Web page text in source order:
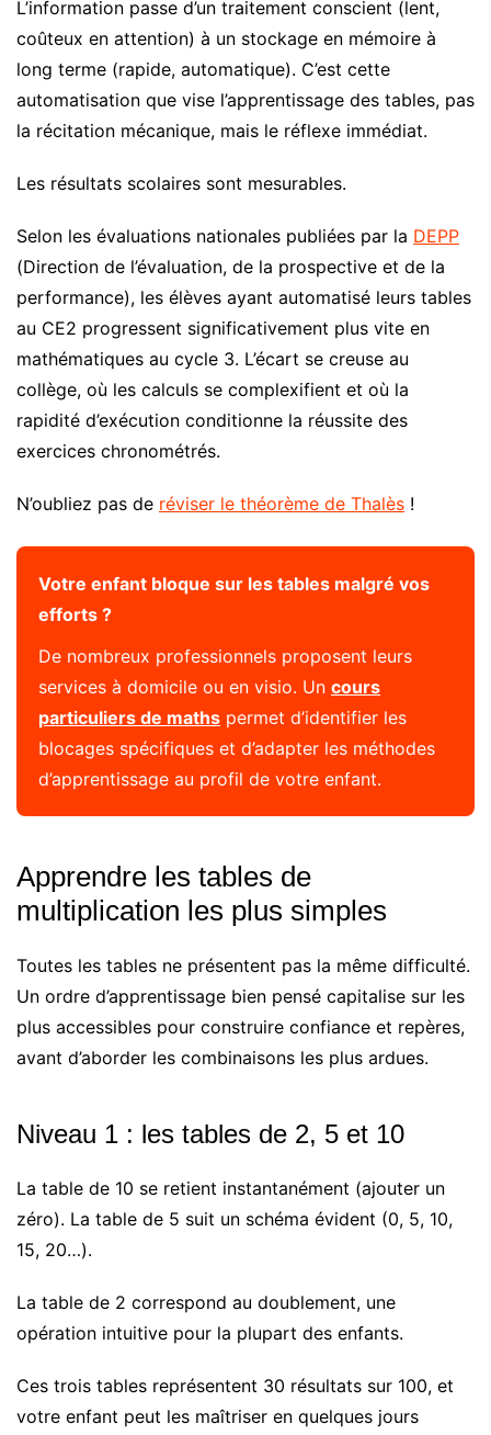
L’information passe d’un traitement conscient (lent,
coûteux en attention) à un stockage en mémoire à
long terme (rapide, automatique). C’est cette
automatisation que vise l’apprentissage des tables, pas
la récitation mécanique, mais le réflexe immédiat.
Les résultats scolaires sont mesurables.
Selon les évaluations nationales publiées par la DEPP
(Direction de l’évaluation, de la prospective et de la
performance), les élèves ayant automatisé leurs tables
au CE2 progressent significativement plus vite en
mathématiques au cycle 3. L’écart se creuse au
collège, où les calculs se complexifient et où la
rapidité d’exécution conditionne la réussite des
exercices chronométrés.
N’oubliez pas de réviser le théorème de Thalès !
Votre enfant bloque sur les tables malgré vos
efforts ?
De nombreux professionnels proposent leurs
services à domicile ou en visio. Un cours
particuliers de maths permet d’identifier les
blocages spécifiques et d’adapter les méthodes
d’apprentissage au profil de votre enfant.
Apprendre les tables de
multiplication les plus simples
Toutes les tables ne présentent pas la même difficulté.
Un ordre d’apprentissage bien pensé capitalise sur les
plus accessibles pour construire confiance et repères,
avant d’aborder les combinaisons les plus ardues.
Niveau 1 : les tables de 2, 5 et 10
La table de 10 se retient instantanément (ajouter un
zéro). La table de 5 suit un schéma évident (0, 5, 10,
15, 20…).
La table de 2 correspond au doublement, une
opération intuitive pour la plupart des enfants.
Ces trois tables représentent 30 résultats sur 100, et
votre enfant peut les maîtriser en quelques jours